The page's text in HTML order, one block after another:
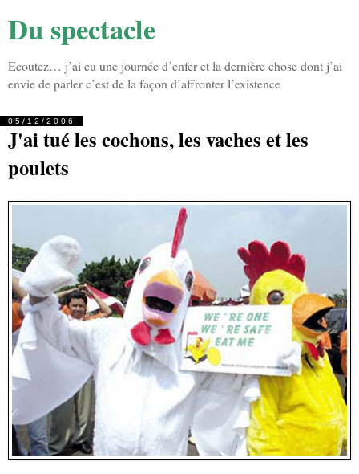
Du spectacle
Ecoutez… j’ai eu une journée d’enfer et la dernière chose dont j’ai
envie de parler c’est de la façon d’affronter l’existence
05/12/2006
J'ai tué les cochons, les vaches et les
poulets